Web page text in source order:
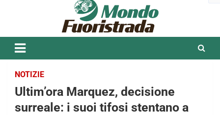
NOTIZIE
Ultim’ora Marquez, decisione
surreale: i suoi tifosi stentano a